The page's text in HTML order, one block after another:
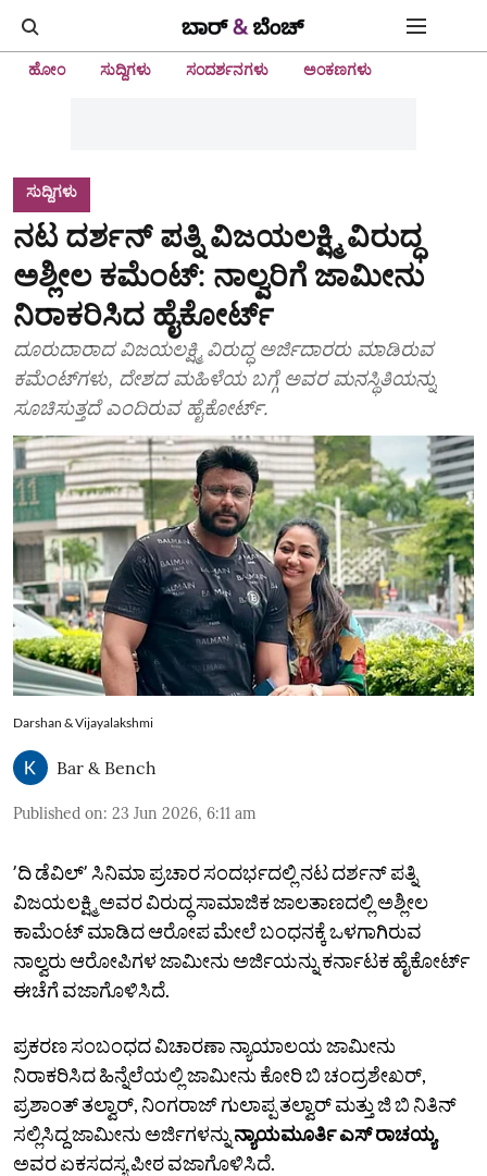
ಹೋಂ ಸುದ್ದಿಗಳು ಸಂದರ್ಶನಗಳು ಅಂಕಣಗಳು
ಸುದ್ದಿಗಳು
ನಟ ದರ್ಶನ್ ಪತ್ನಿ ವಿಜಯಲಕ್ಷ್ಮಿ ವಿರುದ್ಧ
ಅಶ್ಲೀಲ ಕಮೆಂಟ್:‌ ನಾಲ್ವರಿಗೆ ಜಾಮೀನು
ನಿರಾಕರಿಸಿದ ಹೈಕೋರ್ಟ್‌
ದೂರುದಾರಾದ ವಿಜಯಲಕ್ಷ್ಮಿ ವಿರುದ್ಧ ಅರ್ಜಿದಾರರು ಮಾಡಿರುವ
ಕಮೆಂಟ್‌ಗಳು, ದೇಶದ ಮಹಿಳೆಯ ಬಗ್ಗೆ ಅವರ ಮನಸ್ಥಿತಿಯನ್ನು
ಸೂಚಿಸುತ್ತದೆ ಎಂದಿರುವ ಹೈಕೋರ್ಟ್‌.
Darshan & Vijayalakshmi
Bar & Bench
Published on: 23 Jun 2026, 6:11 am
ʼದಿ ಡೆವಿಲ್‌ʼ ಸಿನಿಮಾ ಪ್ರಚಾರ ಸಂದರ್ಭದಲ್ಲಿ ನಟ ದರ್ಶನ್ ಪತ್ನಿ
ವಿಜಯಲಕ್ಷ್ಮಿ ಅವರ ವಿರುದ್ಧ ಸಾಮಾಜಿಕ ಜಾಲತಾಣದಲ್ಲಿ ಅಶ್ಲೀಲ
ಕಾಮೆಂಟ್ ಮಾಡಿದ ಆರೋಪ ಮೇಲೆ ಬಂಧನಕ್ಕೆ ಒಳಗಾಗಿರುವ
ನಾಲ್ವರು ಆರೋಪಿಗಳ ಜಾಮೀನು ಅರ್ಜಿಯನ್ನು ಕರ್ನಾಟಕ ಹೈಕೋರ್ಟ್
ಈಚೆಗೆ ವಜಾಗೊಳಿಸಿದೆ.
ಪ್ರಕರಣ ಸಂಬಂಧದ ವಿಚಾರಣಾ ನ್ಯಾಯಾಲಯ ಜಾಮೀನು
ನಿರಾಕರಿಸಿದ ಹಿನ್ನೆಲೆಯಲ್ಲಿ ಜಾಮೀನು ಕೋರಿ ಬಿ ಚಂದ್ರಶೇಖರ್,
ಪ್ರಶಾಂತ್ ತಲ್ವಾರ್, ನಿಂಗರಾಜ್ ಗುಲಾಪ್ಪ ತಲ್ವಾರ್ ಮತ್ತು ಜಿ ಬಿ ನಿತಿನ್
ಸಲ್ಲಿಸಿದ್ದ ಜಾಮೀನು ಅರ್ಜಿಗಳನ್ನುನ್ಯಾಯಮೂರ್ತಿ ಎಸ್ ರಾಚಯ್ಯ
ಅವರ ಏಕಸದಸ್ಯ ಪೀಠ ವಜಾಗೊಳಿಸಿದೆ.